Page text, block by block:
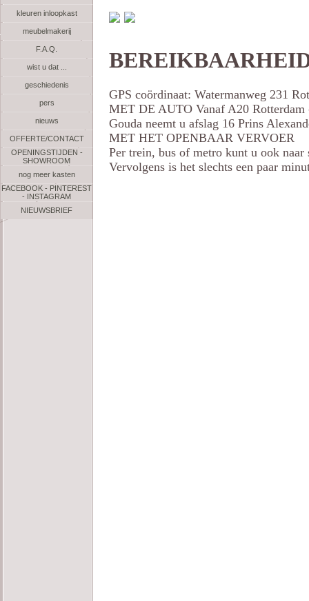
kleuren inloopkast
meubelmakerij
F.A.Q.
wist u dat ...
geschiedenis
pers
nieuws
OFFERTE/CONTACT
OPENINGSTIJDEN -
SHOWROOM
nog meer kasten
FACEBOOK - PINTEREST
- INSTAGRAM
NIEUWSBRIEF
GPS coördinaat: Watermanweg 231
MET DE AUTO Vanaf A20
Gouda neemt u afslag 16 Prins
MET HET OPENBAAR VERVOER
Per trein, bus of metro kunt u ook
Vervolgens is het slechts een paar